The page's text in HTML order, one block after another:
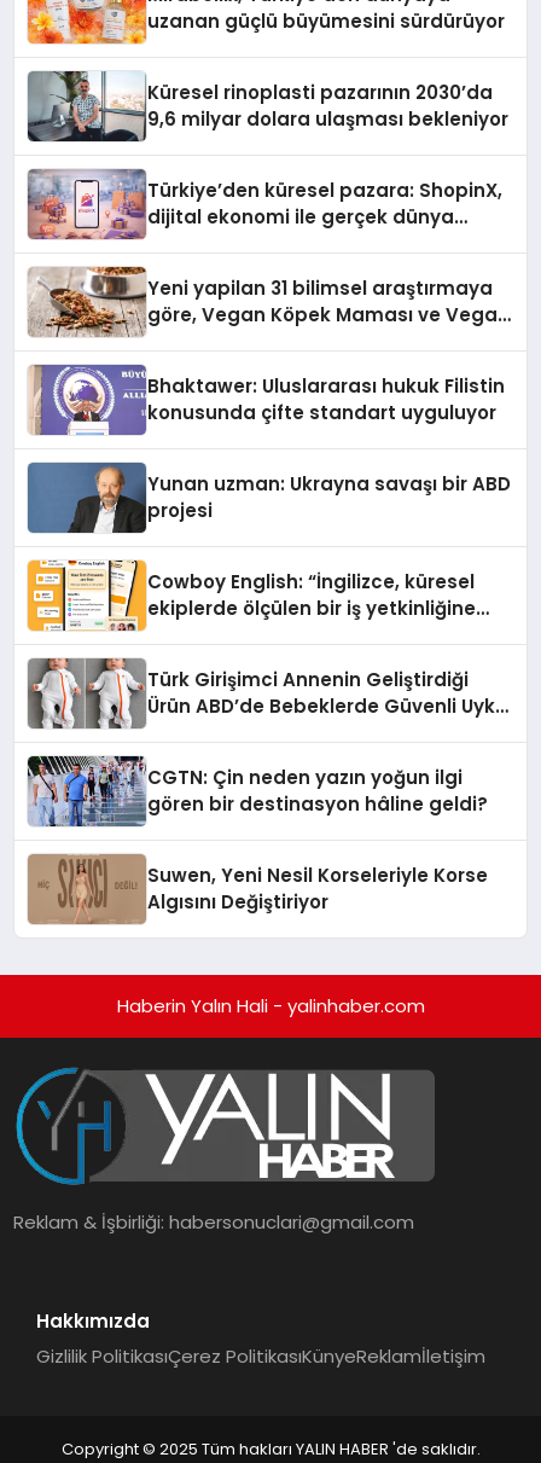
uzanan güçlü büyümesini sürdürüyor
Küresel rinoplasti pazarının 2030’da
9,6 milyar dolara ulaşması bekleniyor
Türkiye’den küresel pazara: ShopinX,
dijital ekonomi ile gerçek dünya
Yeni yapilan 31 bilimsel araştırmaya
göre, Vegan Köpek Maması ve Vegan
Bhaktawer: Uluslararası hukuk Filistin
konusunda çifte standart uyguluyor
Yunan uzman: Ukrayna savaşı bir ABD
projesi
Cowboy English: “İngilizce, küresel
ekiplerde ölçülen bir iş yetkinliğine
Türk Girişimci Annenin Geliştirdiği
Ürün ABD’de Bebeklerde Güvenli Uyku
CGTN: Çin neden yazın yoğun ilgi
gören bir destinasyon hâline geldi?
Suwen, Yeni Nesil Korseleriyle Korse
Algısını Değiştiriyor
Haberin Yalın Hali - yalinhaber.com
Reklam & İşbirliği:habersonuclari@gmail.com
Hakkımızda
Gizlilik PolitikasıÇerez PolitikasıKünyeReklamİletişim
Copyright © 2025 Tüm hakları YALIN HABER 'de saklıdır.